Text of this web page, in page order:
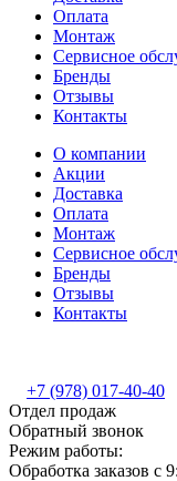
Оплата
Монтаж
Сервисное
Бренды
Отзывы
Контакты
О компании
Акции
Доставка
Оплата
Монтаж
Сервисное
Бренды
Отзывы
Контакты
+7 (978) 017-40-40
Отдел продаж
Обратный звонок
Режим работы:
Обработка заказов с